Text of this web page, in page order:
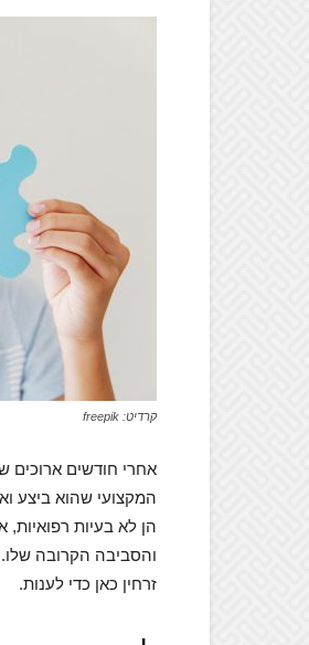
קרדיט: freepik
אחרי חודשים ארוכים
המקצועי שהוא ביצע
הן לא בעיות
והסביבה הקרובה
זרחין כאן כדי לענות.